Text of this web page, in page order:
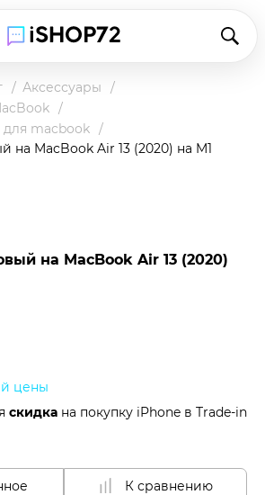
Аксессуары
macbook
на MacBook Air 13 (2020) на M1
на MacBook Air 13 (2020)
цены
скидка на покупку iPhone в Trade-in
К сравнению